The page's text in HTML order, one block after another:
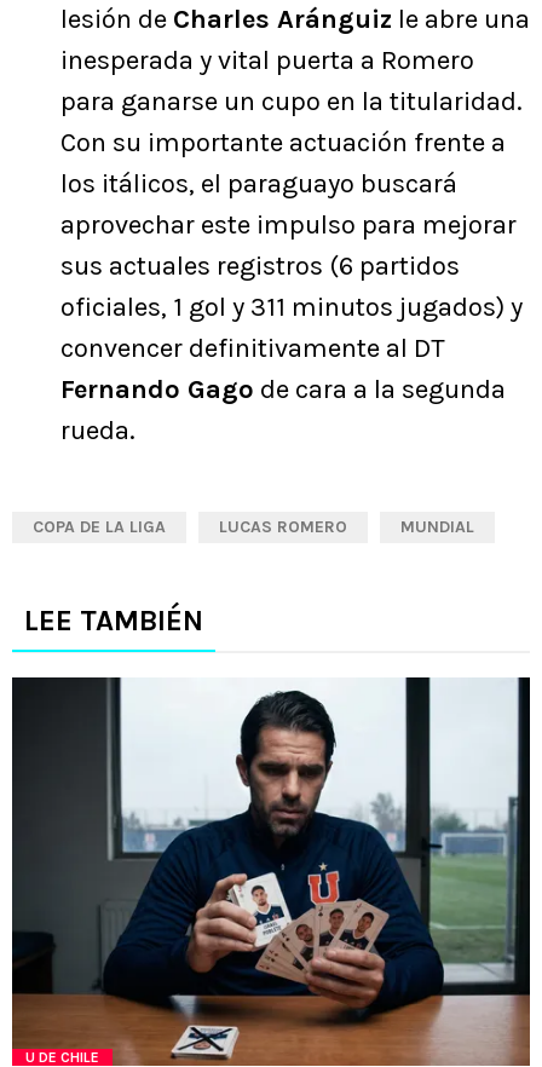
lesión de Charles Aránguiz le abre una
inesperada y vital puerta a Romero
para ganarse un cupo en la titularidad.
Con su importante actuación frente a
los itálicos, el paraguayo buscará
aprovechar este impulso para mejorar
sus actuales registros (6 partidos
oficiales, 1 gol y 311 minutos jugados) y
convencer definitivamente al DT
Fernando Gago de cara a la segunda
rueda.
COPA DE LA LIGA LUCAS ROMERO MUNDIAL
LEE TAMBIÉN
U DE CHILE